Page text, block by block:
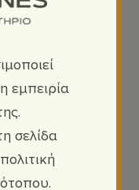
εμπειρία
σελίδα